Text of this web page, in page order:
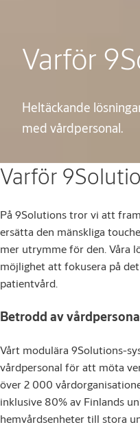
Varför
Heltäckande
med vårdpersonal.
Varför
På 9Solutions tror vi att
ersätta den mänskliga
mer utrymme för den. Våra
möjlighet att fokusera på
patientvård.
Betrodd av
Vårt modulära 9Solutions-
vårdpersonal för att möta
över 2 000
inklusive 80% av Finlands
hemvårdsenheter till stora